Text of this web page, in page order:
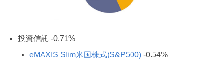
投資信託 -0.71%
eMAXIS Slim米国株式(S&P500) -0.54%